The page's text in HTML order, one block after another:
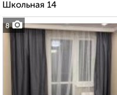
8
Школьная 14